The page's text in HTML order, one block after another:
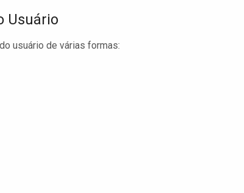
Usuário
usuário de várias formas: